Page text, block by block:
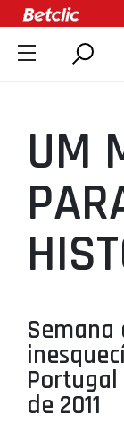
ÚLTIMAS
CLUBES
AGENTES
SELEÇÕES
ÁREA
UM
Semana
de 2011